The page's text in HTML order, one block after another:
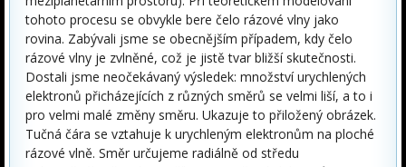
tohoto procesu se obvykle bere čelo rázové vlny jako
rovina. Zabývali jsme se obecnějším případem, kdy čelo
rázové vlny je zvlněné, což je jistě tvar bližší skutečnosti.
Dostali jsme neočekávaný výsledek: množství urychlených
elektronů přicházejících z různých směrů se velmi liší, a to i
pro velmi malé změny směru. Ukazuje to přiložený obrázek.
Tučná čára se vztahuje k urychleným elektronům na ploché
rázové vlně. Směr určujeme radiálně od středu